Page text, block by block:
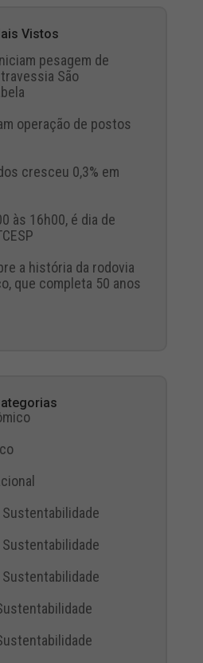
Vistos
pesagem de
São
operação de postos
cresceu 0,3% em
às 16h00, é dia de
a história da rodovia
que completa 50 anos
Sustentabilidade
Sustentabilidade
Sustentabilidade